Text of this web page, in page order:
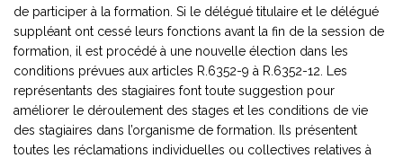
de participer à la formation. Si le délégué titulaire et le délégué
suppléant ont cessé leurs fonctions avant la fin de la session de
formation, il est procédé à une nouvelle élection dans les
conditions prévues aux articles R.6352-9 à R.6352-12. Les
représentants des stagiaires font toute suggestion pour
améliorer le déroulement des stages et les conditions de vie
des stagiaires dans l’organisme de formation. Ils présentent
toutes les réclamations individuelles ou collectives relatives à